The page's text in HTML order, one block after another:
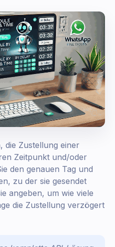
die Zustellung einer
Zeitpunkt und/oder
den genauen Tag und
zu der sie gesendet
angeben, um wie viele
die Zustellung verzögert